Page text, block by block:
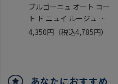
ブルゴーニュ オート コー
ト ド ニュイ ルージュ フ
ォンテーヌ サン マルタン
赤ワイン 浜運A
4,350円 （税込4,785円）
あなたにおすすめ